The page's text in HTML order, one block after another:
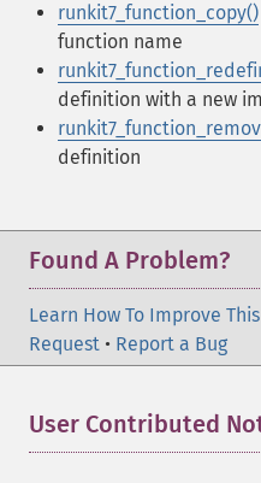
runkit7_function_copy()
function name
definition with a new
definition
Found A Problem?
Learn How To Improve
Request • Report a Bug
User Contributed